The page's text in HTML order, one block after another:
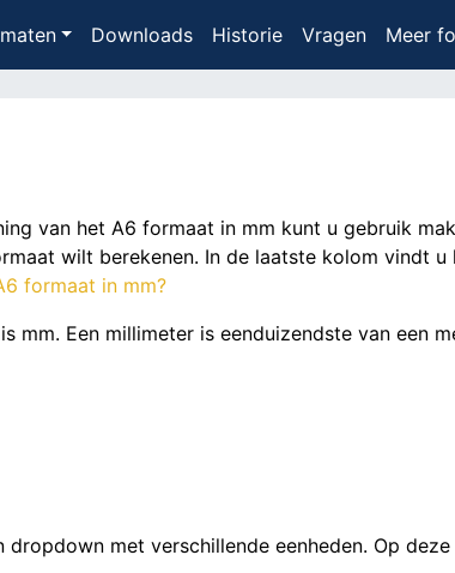
Downloads Historie Vragen Meer
van het A6 formaat in mm kunt u gebruik
wilt berekenen. In de laatste kolom vindt u
formaat in mm?
mm. Een millimeter is eenduizendste van een
met verschillende eenheden. Op